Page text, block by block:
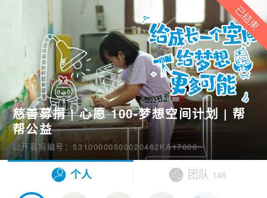
慈善募捐 | 心愿 100-梦想空间计划 | 帮
帮公益
公开募捐编号：53100000500020462KA17006
个人 团队 146